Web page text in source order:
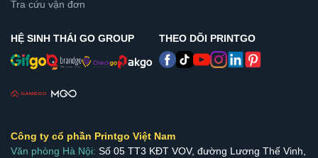
Tra cứu vận đơn
HỆ SINH THÁI GO GROUP THEO DÕI PRINTGO
Công ty cổ phần Printgo Việt Nam
Văn phòng Hà Nội: Số 05 TT3 KĐT VOV, đường Lương Thế Vinh,